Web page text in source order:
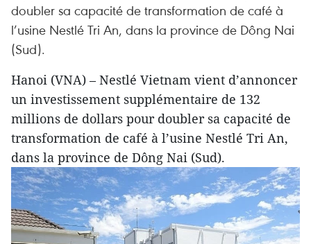
doubler sa capacité de transformation de café à
l’usine Nestlé Tri An, dans la province de Dông Nai
(Sud).
Hanoi (VNA) – Nestlé Vietnam vient d’annoncer
un investissement supplémentaire de 132
millions de dollars pour doubler sa capacité de
transformation de café à l’usine Nestlé Tri An,
dans la province de Dông Nai (Sud).